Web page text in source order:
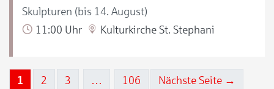
Skulpturen (bis 14. August)
11:00 Uhr
Kulturkirche St. Stephani
1 2 3 … 106 Nächste Seite →